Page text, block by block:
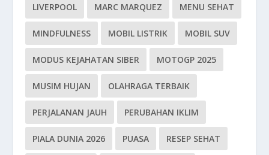
LIVERPOOL MARC MARQUEZ MENU SEHAT
MINDFULNESS MOBIL LISTRIK MOBIL SUV
MODUS KEJAHATAN SIBER MOTOGP 2025
MUSIM HUJAN OLAHRAGA TERBAIK
PERJALANAN JAUH PERUBAHAN IKLIM
PIALA DUNIA 2026 PUASA RESEP SEHAT